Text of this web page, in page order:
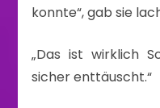
konnte“, gab sie
„Das ist wirklich
sicher enttäuscht.“